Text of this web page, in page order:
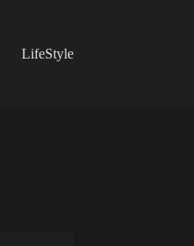
LifeStyle